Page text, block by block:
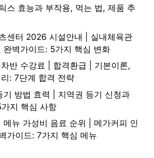
스 효능과 부작용, 먹는 법, 제품 추
센터 2026 시설안내 | 실내체육관
완벽가이드: 5가지 핵심 변화
반 수강료 | 합격환급 | 기본이론,
: 7단계 합격 전략
기 방법 효력 | 지역권 등기 신청과
지 핵심 사항
메뉴 가성비 음료 순위 | 메가커피 인
가이드: 7가지 핵심 메뉴